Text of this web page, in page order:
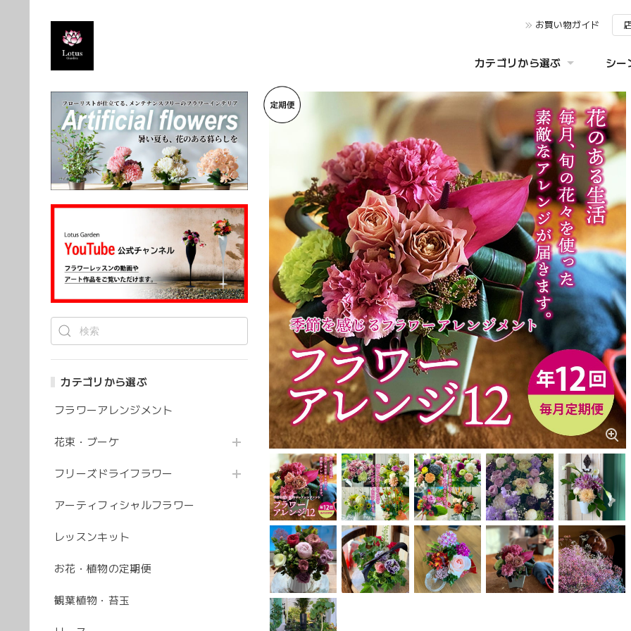
お買い物ガイド
カテゴリから選ぶ シー
カテゴリから選ぶ
フラワーアレンジメント
花束・ブーケ
フリーズドライフラワー
アーティフィシャルフラワー
レッスンキット
お花・植物の定期便
観葉植物・苔玉